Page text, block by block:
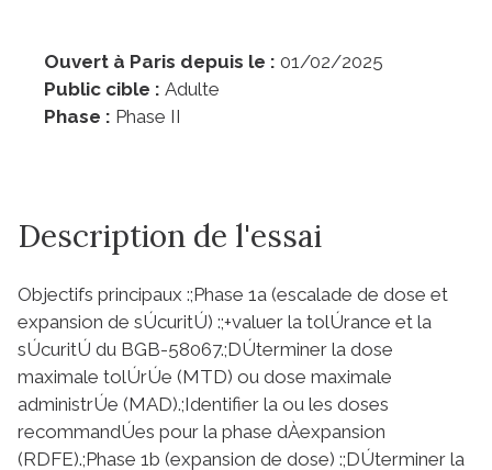
Ouvert à Paris depuis le : 01/02/2025
Public cible : Adulte
Phase : Phase II
Description de l'essai
Objectifs principaux :;Phase 1a (escalade de dose et
expansion de sÚcuritÚ) :;+valuer la tolÚrance et la
sÚcuritÚ du BGB-58067.;DÚterminer la dose
maximale tolÚrÚe (MTD) ou dose maximale
administrÚe (MAD).;Identifier la ou les doses
recommandÚes pour la phase dÀexpansion
(RDFE).;Phase 1b (expansion de dose) :;DÚterminer la